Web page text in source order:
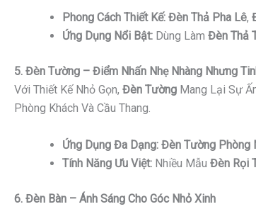
Phong Cách Thiết Kế: Đèn Thả Pha Lê,
Ứng Dụng Nổi Bật: Dùng Làm Đèn Thả
5. Đèn Tường – Điểm Nhấn Nhẹ Nhàng Nhưng
Với Thiết Kế Nhỏ Gọn, Đèn Tường Mang Lại Sự
Phòng Khách Và Cầu Thang.
Ứng Dụng Đa Dạng: Đèn Tường Phòng
Tính Năng Ưu Việt: Nhiều Mẫu Đèn Rọi
6. Đèn Bàn – Ánh Sáng Cho Góc Nhỏ Xinh